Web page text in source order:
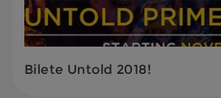
Bilete Untold 2018!